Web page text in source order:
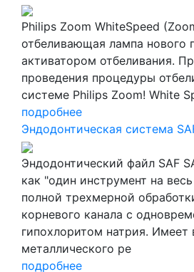
Philips Zoom WhiteSpeed
отбеливающая лампа нового
активатором отбеливания.
проведения процедуры
системе Philips Zoom! White
подробнее
Эндодонтическая система
Эндодонтический файл SAF
как "один инструмент на
полной трехмерной
корневого канала с
гипохлоритом натрия. Имеет
металлического ре
подробнее